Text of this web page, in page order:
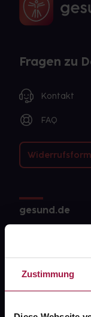
Zustimmung
Fragen zu
Kontakt
FAQ
gesund.de
Karriere